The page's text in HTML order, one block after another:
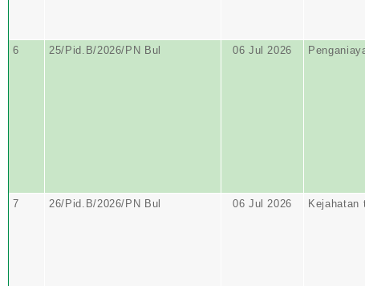
6 25/Pid.B/2026/PN Bul 06 Jul 2026
7 26/Pid.B/2026/PN Bul 06 Jul 2026 Kejahatan